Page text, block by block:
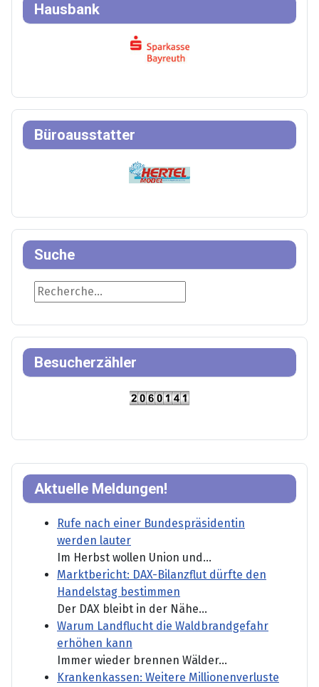
Aktuelle Meldungen!
Rufe nach einer Bundespräsidentin
werden lauter
Im Herbst wollen Union und...
Marktbericht: DAX-Bilanzflut dürfte den
Handelstag bestimmen
Der DAX bleibt in der Nähe...
Warum Landflucht die Waldbrandgefahr
erhöhen kann
Immer wieder brennen Wälder...
Krankenkassen: Weitere Millionenverluste
Hausbank
Büroausstatter
Suche
Suche
Besucherzähler